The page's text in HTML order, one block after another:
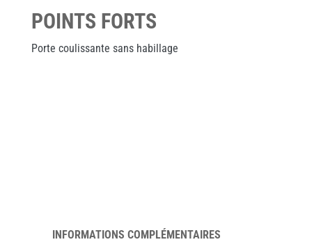
POINTS FORTS
Porte coulissante sans habillage
INFORMATIONS COMPLÉMENTAIRES